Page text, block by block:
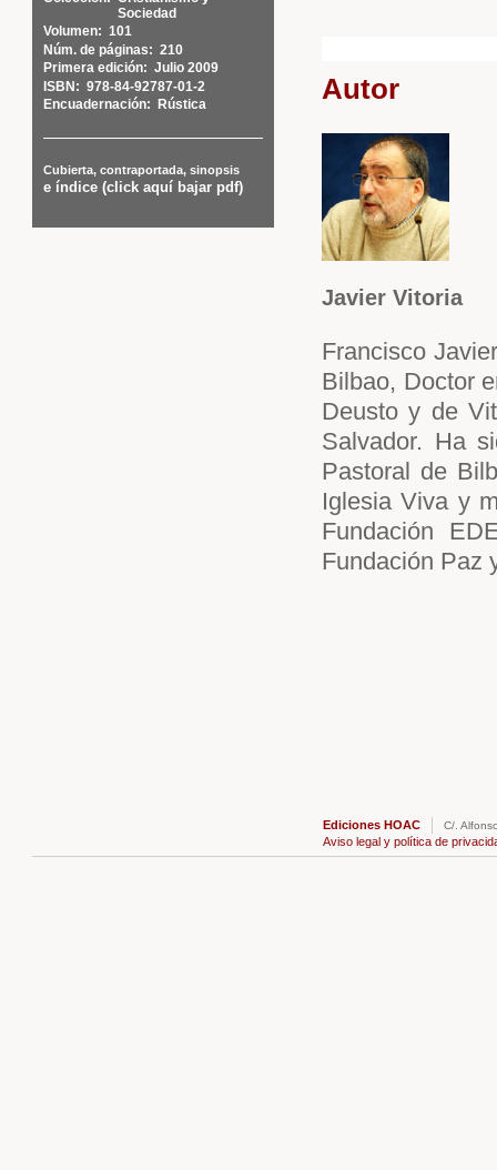
Autor
Javier Vitoria
Francisco
Bilbao, Doctor
Deusto y de
Salvador. Ha
Pastoral de
Iglesia Viva y
Fundación
Fundación Paz
Sociedad
Volumen: 101
Núm. de páginas: 210
Primera edición: Julio 2009
ISBN: 978-84-92787-01-2
Encuadernación:
Rústica
Cubierta, contraportada, sinopsis
e índice (click aquí bajar pdf)
Ediciones HOAC C/.
Aviso legal y política de